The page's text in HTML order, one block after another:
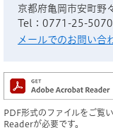
京都府亀岡市安町野
Tel：0771-25-5070
メールでのお問い合
PDF形式のファイルをご覧
Readerが必要です。